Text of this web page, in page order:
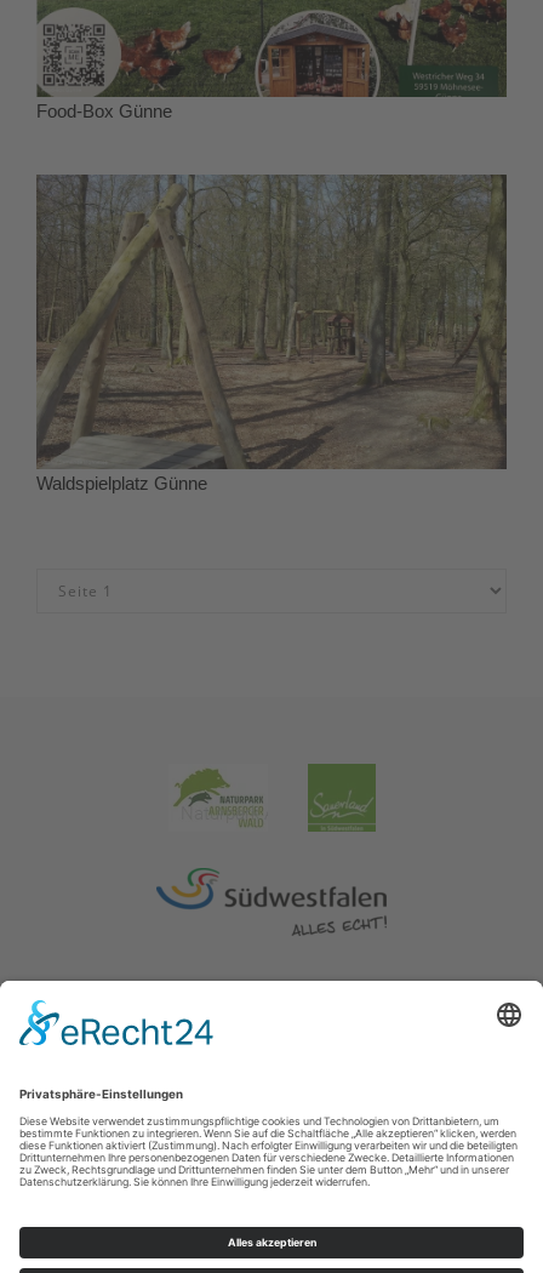
Food-Box Günne
Waldspielplatz Günne
Impressum Erklärung zur Barrierefreiheit
Kreis Soest | Der Landrat Hoher Weg 1-3 59494 Soest
Sauerland-Tourismus e.V.